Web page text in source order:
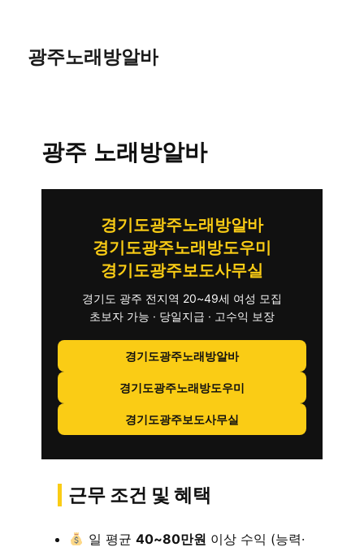
광주노래방알바
광주 노래방알바
경기도광주노래방알바
경기도광주노래방도우미
경기도광주보도사무실
경기도 광주 전지역 20~49세 여성 모집
초보자 가능 · 당일지급 · 고수익 보장
경기도광주노래방알바
경기도광주노래방도우미
경기도광주보도사무실
근무 조건 및 혜택
일 평균 40~80만원 이상 수익 (능력·